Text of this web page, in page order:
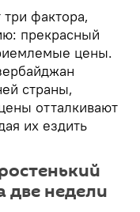
фактора,
прекрасный
цены.
страны,
отталкивают
их ездить
две недели